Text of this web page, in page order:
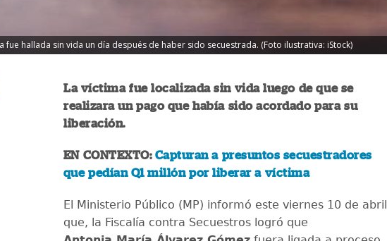
fue hallada sin vida un día después de haber sido secuestrada. (Foto ilustrativa: iStock)
La víctima fue localizada sin vida luego de que se
realizara un pago que había sido acordado para su
liberación.
EN CONTEXTO: Capturan a presuntos secuestradores
que pedían Q1 millón por liberar a víctima
El Ministerio Público (MP) informó este viernes 10 de abril
que, la Fiscalía contra Secuestros logró que